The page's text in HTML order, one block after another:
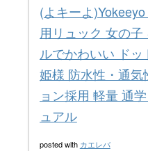
(よキーよ
用リュック 女の
ルでかわいい ド
姫様 防水性・通
ョン採用 軽量 通
ュアル
posted with カエレバ